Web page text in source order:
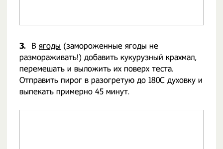
3. В ягоды (замороженные ягоды не
размораживать!) добавить кукурузный крахмал,
перемешать и выложить их поверх теста.
Отправить пирог в разогретую до 180С духовку и
выпекать примерно 45 минут.